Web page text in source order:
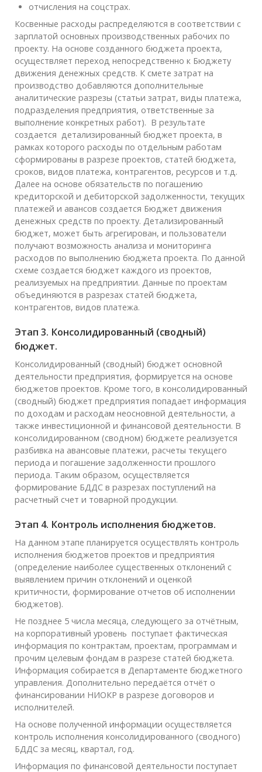
отчисления на соцстрах.
Косвенные расходы распределяются в соответствии с
зарплатой основных производственных рабочих по
проекту. На основе созданного бюджета проекта,
осуществляет переход непосредственно к Бюджету
движения денежных средств. К смете затрат на
производство добавляются дополнительные
аналитические разрезы (статьи затрат, виды платежа,
подразделения предприятия, ответственные за
выполнение конкретных работ). В результате
создается детализированный бюджет проекта, в
рамках которого расходы по отдельным работам
сформированы в разрезе проектов, статей бюджета,
сроков, видов платежа, контрагентов, ресурсов и т.д.
Далее на основе обязательств по погашению
кредиторской и дебиторской задолженности, текущих
платежей и авансов создается Бюджет движения
денежных средств по проекту. Детализированный
бюджет, может быть агрегирован, и пользователи
получают возможность анализа и мониторинга
расходов по выполнению бюджета проекта. По данной
схеме создается бюджет каждого из проектов,
реализуемых на предприятии. Данные по проектам
объединяются в разрезах статей бюджета,
контрагентов, видов платежа.
Этап 3. Консолидированный (сводный)
бюджет.
Консолидированный (сводный) бюджет основной
деятельности предприятия, формируется на основе
бюджетов проектов. Кроме того, в консолидированный
(сводный) бюджет предприятия попадает информация
по доходам и расходам неосновной деятельности, а
также инвестиционной и финансовой деятельности. В
консолидированном (сводном) бюджете реализуется
разбивка на авансовые платежи, расчеты текущего
периода и погашение задолженности прошлого
периода. Таким образом, осуществляется
формирование БДДС в разрезах поступлений на
расчетный счет и товарной продукции.
Этап 4. Контроль исполнения бюджетов.
На данном этапе планируется осуществлять контроль
исполнения бюджетов проектов и предприятия
(определение наиболее существенных отклонений с
выявлением причин отклонений и оценкой
критичности, формирование отчетов об исполнении
бюджетов).
Не позднее 5 числа месяца, следующего за отчётным,
на корпоративный уровень поступает фактическая
информация по контрактам, проектам, программам и
прочим целевым фондам в разрезе статей бюджета.
Информация собирается в Департаменте бюджетного
управления. Дополнительно передаётся отчёт о
финансировании НИОКР в разрезе договоров и
исполнителей.
На основе полученной информации осуществляется
контроль исполнения консолидированного (сводного)
БДДС за месяц, квартал, год.
Информация по финансовой деятельности поступает